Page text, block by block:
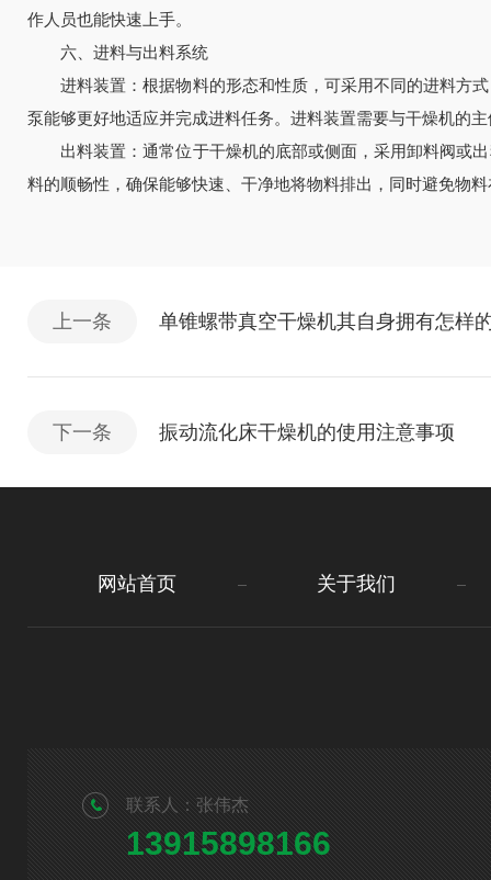
作人员也能快速上手。
六、进料与出料系统
进料装置：根据物料的形态和性质，可采用不同的进料方式
泵能够更好地适应并完成进料任务。进料装置需要与干燥机的
出料装置：通常位于干燥机的底部或侧面，采用卸料阀或出
料的顺畅性，确保能够快速、干净地将物料排出，同时避免物
上一条 单锥螺带真空干燥机其自身拥有怎样
下一条 振动流化床干燥机的使用注意事项
网站首页 关于我们
联系人：张伟杰
13915898166